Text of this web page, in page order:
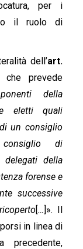
per i
il ruolo di
dell’art.
che prevede
della
eletti quali
un consiglio
di
della
forense e
successive
[…]». Il
in linea di
precedente,